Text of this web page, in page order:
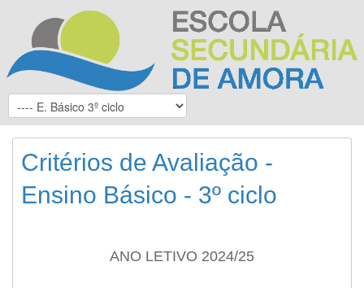
Critérios de Avaliação -
Ensino Básico - 3º ciclo
ANO LETIVO 2024/25